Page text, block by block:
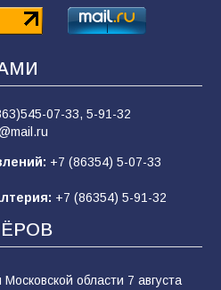
— это
почему
— это
07-33, 5-91-32
+7 (86354) 5-07-33
+7 (86354) 5-91-32
области 7 августа